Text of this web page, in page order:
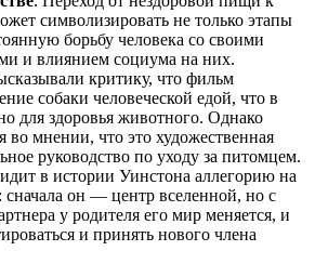
символизировать не только этапы
борьбу человека со своими
и влиянием социума на них.
критику, что фильм
собаки человеческой едой, что в
для здоровья животного. Однако
во мнении, что это художественная
руководство по уходу за питомцем.
в истории Уинстона аллегорию на
сначала он — центр вселенной, но с
у родителя его мир меняется, и
и принять нового члена